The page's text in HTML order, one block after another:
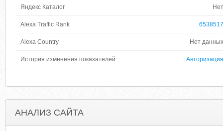
Яндекс Каталог Нет
Alexa Traffic Rank 6538517
Alexa Country Нет данных
История изменения показателей Авторизация
АНАЛИЗ САЙТА